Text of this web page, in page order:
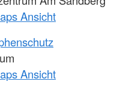
Ansicht
Ansicht